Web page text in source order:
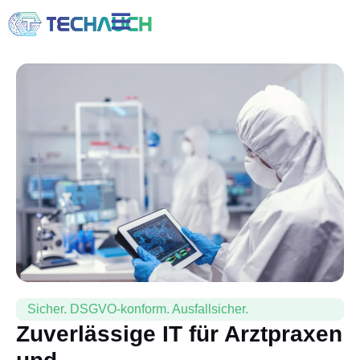
Sicher. DSGVO-konform. Ausfallsicher.
Zuverlässige IT für Arztpraxen